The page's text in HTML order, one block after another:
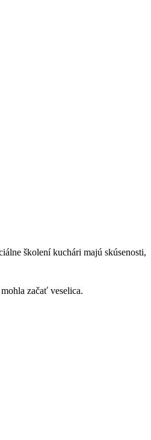
školení kuchári majú skúsenosti,
začať veselica.